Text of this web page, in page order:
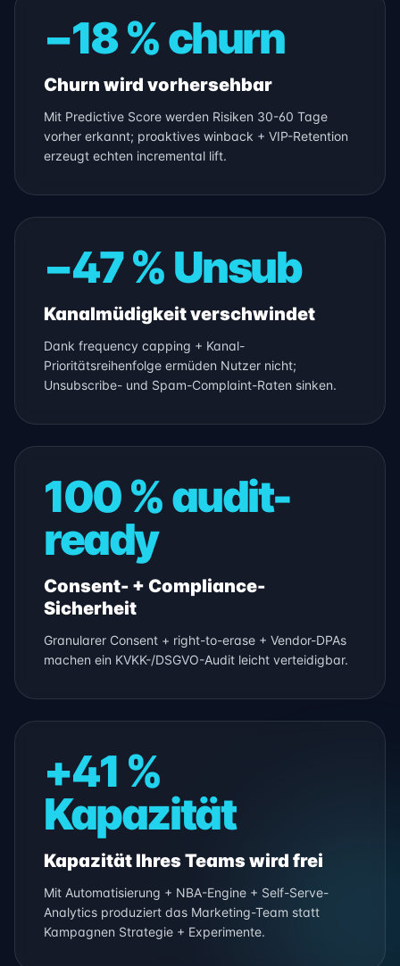
−18 % churn
Churn wird vorhersehbar
Mit Predictive Score werden Risiken 30-60 Tage
vorher erkannt; proaktives winback + VIP-Retention
erzeugt echten incremental lift.
−47 % Unsub
Kanalmüdigkeit verschwindet
Dank frequency capping + Kanal-
Prioritätsreihenfolge ermüden Nutzer nicht;
Unsubscribe- und Spam-Complaint-Raten sinken.
100 % audit-
ready
Consent- + Compliance-
Sicherheit
Granularer Consent + right-to-erase + Vendor-DPAs
machen ein KVKK-/DSGVO-Audit leicht verteidigbar.
+41 %
Kapazität
Kapazität Ihres Teams wird frei
Mit Automatisierung + NBA-Engine + Self-Serve-
Analytics produziert das Marketing-Team statt
Kampagnen Strategie + Experimente.